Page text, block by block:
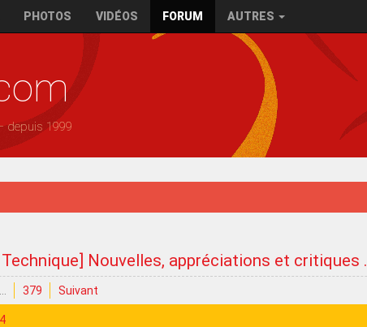
PHOTOS VIDÉOS FORUM AUTRES
depuis 1999
Nouvelles, appréciations et critiques
379 Suivant